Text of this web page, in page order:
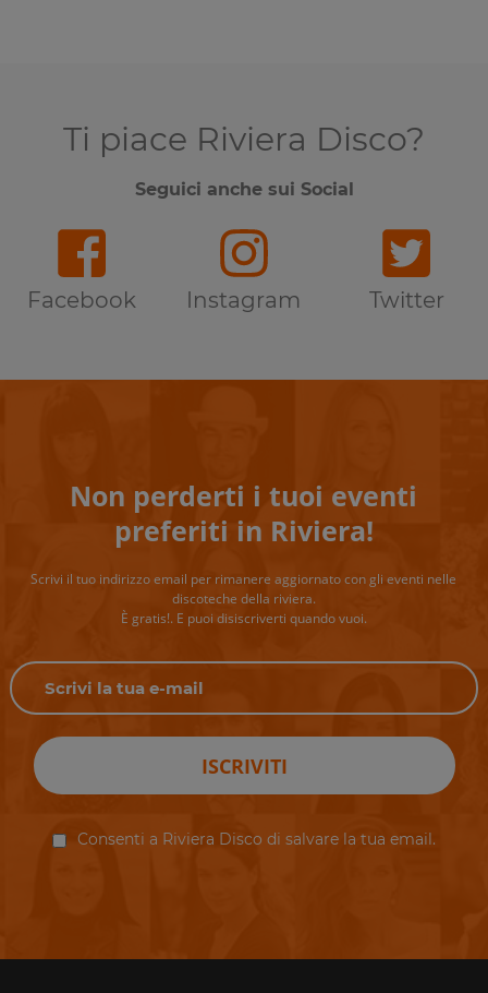
Ti piace Riviera Disco?
Seguici anche sui Social
Facebook Instagram Twitter
Non perderti i tuoi eventi
preferiti in Riviera!
Scrivi il tuo indirizzo email per rimanere aggiornato con gli eventi nelle
discoteche della riviera.
È gratis!. E puoi disiscriverti quando vuoi.
ISCRIVITI
Consenti a Riviera Disco di salvare la tua email.